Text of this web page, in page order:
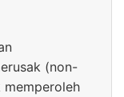
(non-